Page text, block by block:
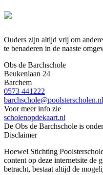
Ouders zijn altijd vrij om
te benaderen in de naaste
Obs de Barchschole
Beukenlaan 24
Barchem
0573 441222
barchschole@poolsterscholen.nl
Voor meer info zie
scholenopdekaart.nl
De Obs de Barchschole is
Disclaimer
Hoewel Stichting
content op deze internetsite de
betracht, bestaat altijd de